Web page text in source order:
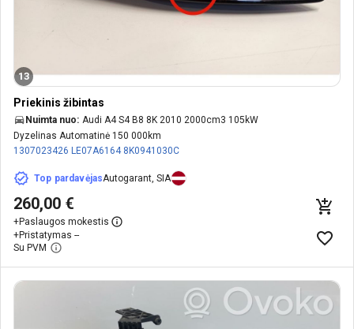
13
Priekinis žibintas
Nuimta nuo: Audi A4 S4 B8 8K 2010 2000cm3 105kW
Dyzelinas Automatinė 150 000km
1307023426 LE07A6164 8K0941030C
Top pardavėjasAutogarant, SIA
260,00 €
+Paslaugos mokestis
+Pristatymas --
Su PVM